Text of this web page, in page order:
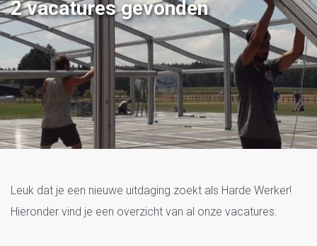
2 vacatures gevonden
Vacatures Zoetermeer
Evenementenbouw
Leuk dat je een nieuwe uitdaging zoekt als Harde Werker!
Hieronder vind je een overzicht van al onze vacatures.